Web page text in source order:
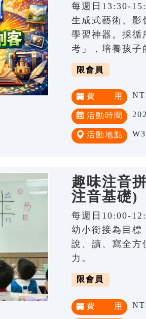
每週日13:30-
生成式藝術、
學習神器。採
考」，培養孩子
限會員
費 用
活動時間
活動地點
趣味注音
注音基礎)
每週日10:00-
幼小銜接為目標
說、讀、寫全方
力。
限會員
費 用